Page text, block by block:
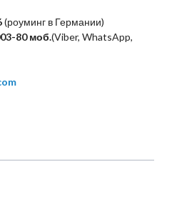
(роуминг в Германии)
80 моб.(Viber, WhatsApp,